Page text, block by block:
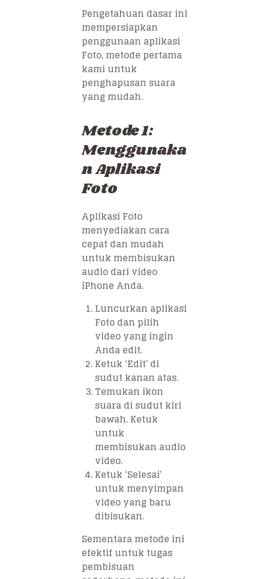
Pengetahuan dasar ini
mempersiapkan
penggunaan aplikasi
Foto, metode pertama
kami untuk
penghapusan suara
yang mudah.
Metode 1:
Menggunaka
n Aplikasi
Foto
Aplikasi Foto
menyediakan cara
cepat dan mudah
untuk membisukan
audio dari video
iPhone Anda.
Luncurkan aplikasi
Foto dan pilih
video yang ingin
Anda edit.
Ketuk ‘Edit’ di
sudut kanan atas.
Temukan ikon
suara di sudut kiri
bawah. Ketuk
untuk
membisukan audio
video.
Ketuk ‘Selesai’
untuk menyimpan
video yang baru
dibisukan.
Sementara metode ini
efektif untuk tugas
pembisuan